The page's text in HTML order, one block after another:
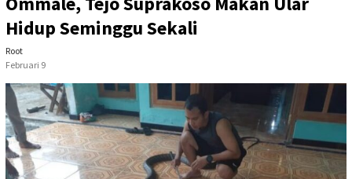
Hidup Seminggu Sekali
Root
Februari 9